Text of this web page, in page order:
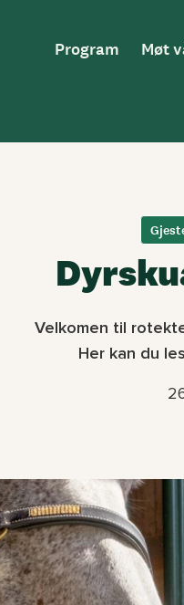
Program Møt
Velkomen til
Her kan du